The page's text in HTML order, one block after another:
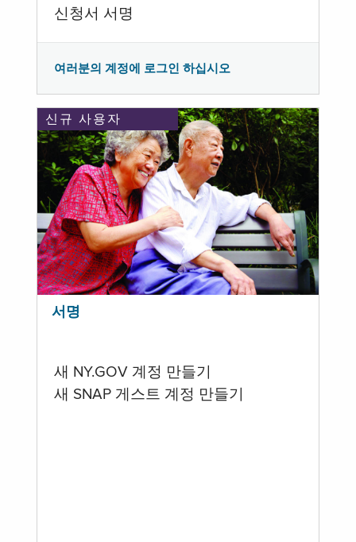
신청서 서명
여러분의 계정에 로그인 하십시오
신규 사용자
서명
새 NY.GOV 계정 만들기
새 SNAP 게스트 계정 만들기